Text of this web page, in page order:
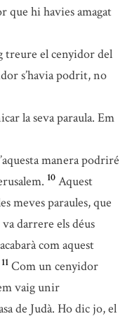
que hi havies amagat
treure el cenyidor del
s’havia podrit, no
la seva paraula. Em
manera podriré
10 Aquest
meves paraules, que
darrere els déus
acabarà com aquest
11 Com un cenyidor
vaig unir
de Judà. Ho dic jo, el